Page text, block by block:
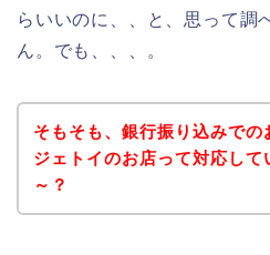
らいいのに、、と、思って調
ん。でも、、、。
そもそも、銀行振り込みでの
ジェトイのお店って対応して
～？